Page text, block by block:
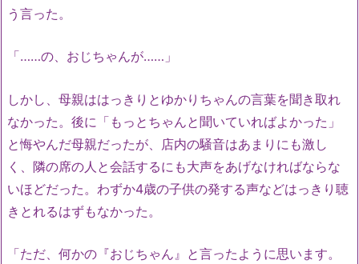
う言った。
「……の、おじちゃんが……」
しかし、母親ははっきりとゆかりちゃんの言葉を聞き取れ
なかった。後に「もっとちゃんと聞いていればよかった」
と悔やんだ母親だったが、店内の騒音はあまりにも激し
く、隣の席の人と会話するにも大声をあげなければならな
いほどだった。わずか4歳の子供の発する声などはっきり聴
きとれるはずもなかった。
「ただ、何かの『おじちゃん』と言ったように思います。